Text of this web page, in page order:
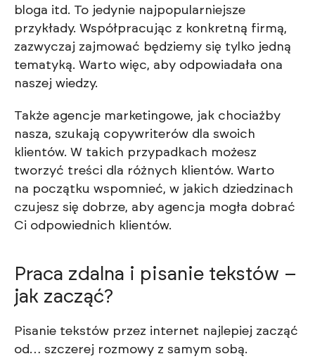
bloga itd. To jedynie najpopularniejsze
przykłady. Współpracując z konkretną firmą,
zazwyczaj zajmować będziemy się tylko jedną
tematyką. Warto więc, aby odpowiadała ona
naszej wiedzy.
Także agencje marketingowe, jak chociażby
nasza, szukają copywriterów dla swoich
klientów. W takich przypadkach możesz
tworzyć treści dla różnych klientów. Warto
na początku wspomnieć, w jakich dziedzinach
czujesz się dobrze, aby agencja mogła dobrać
Ci odpowiednich klientów.
Praca zdalna i pisanie tekstów –
jak zacząć?
Pisanie tekstów przez internet najlepiej zacząć
od… szczerej rozmowy z samym sobą.